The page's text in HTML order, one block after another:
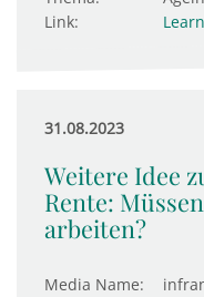
Link:
31.08.2023
Weitere Idee
Rente:
arbeiten?
Media Name: